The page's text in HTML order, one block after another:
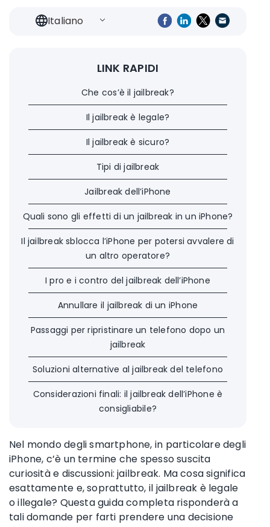
Italiano
LINK RAPIDI
Che cos’è il jailbreak?
Il jailbreak è legale?
Il jailbreak è sicuro?
Tipi di jailbreak
Jailbreak dell’iPhone
Quali sono gli effetti di un jailbreak in un iPhone?
Il jailbreak sblocca l’iPhone per potersi avvalere di
un altro operatore?
I pro e i contro del jailbreak dell’iPhone
Annullare il jailbreak di un iPhone
Passaggi per ripristinare un telefono dopo un
jailbreak
Soluzioni alternative al jailbreak del telefono
Considerazioni finali: il jailbreak dell’iPhone è
consigliabile?
Nel mondo degli smartphone, in particolare degli
iPhone, c’è un termine che spesso suscita
curiosità e discussioni: jailbreak. Ma cosa significa
esattamente e, soprattutto, il jailbreak è legale
o illegale? Questa guida completa risponderà a
tali domande per farti prendere una decisione